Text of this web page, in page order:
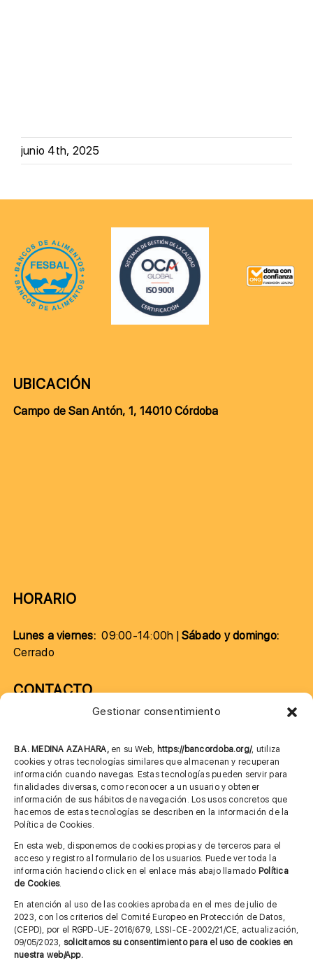
Gestionar consentimiento
B.A. MEDINA AZAHARA, en su Web, https://bancordoba.org/, utiliza
cookies y otras tecnologías similares que almacenan y recuperan
información cuando navegas. Estas tecnologías pueden servir para
finalidades diversas, como reconocer a un usuario y obtener
información de sus hábitos de navegación. Los usos concretos que
hacemos de estas tecnologías se describen en la información de la
Política de Cookies.
En esta web, disponemos de cookies propias y de terceros para el
acceso y registro al formulario de los usuarios. Puede ver toda la
información haciendo click en el enlace más abajo llamado Política
de Cookies.
En atención al uso de las cookies aprobada en el mes de julio de
2023, con los criterios del Comité Europeo en Protección de Datos,
(CEPD), por el RGPD-UE-2016/679, LSSI-CE-2002/21/CE, actualización,
09/05/2023, solicitamos su consentimiento para el uso de cookies en
nuestra web/App.
junio 4th, 2025
UBICACIÓN
Campo de San Antón, 1, 14010 Córdoba
HORARIO
Lunes a viernes:09:00-14:00h |Sábado y domingo:
Cerrado
CONTACTO
685 901 226
MÁS INFORMACIÓN
Aviso legal
Política de privacidad
Cita previa FAGA